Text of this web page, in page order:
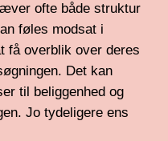
ofte både struktur
føles modsat i
få overblik over deres
Det kan
til beliggenhed og
Jo tydeligere ens